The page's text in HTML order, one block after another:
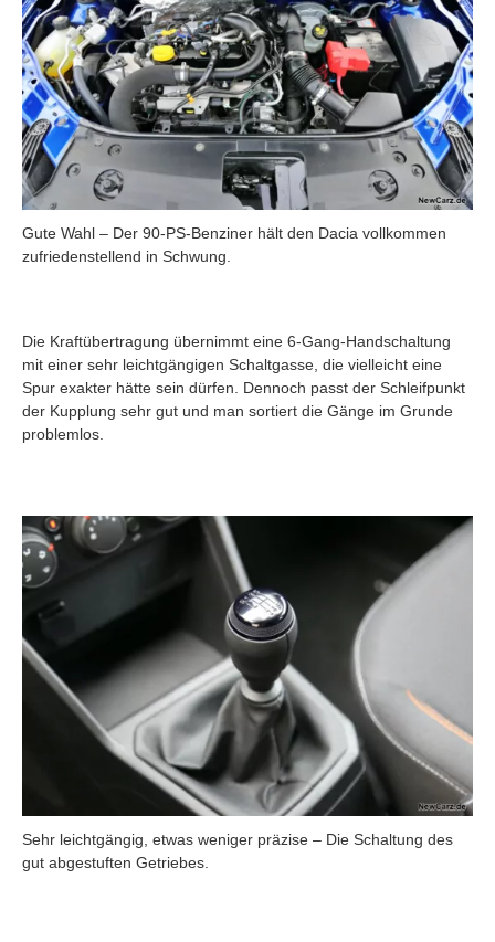
Gute Wahl – Der 90-PS-Benziner hält den Dacia vollkommen
zufriedenstellend in Schwung.
Die Kraftübertragung übernimmt eine 6-Gang-Handschaltung
mit einer sehr leichtgängigen Schaltgasse, die vielleicht eine
Spur exakter hätte sein dürfen. Dennoch passt der Schleifpunkt
der Kupplung sehr gut und man sortiert die Gänge im Grunde
problemlos.
Sehr leichtgängig, etwas weniger präzise – Die Schaltung des
gut abgestuften Getriebes.